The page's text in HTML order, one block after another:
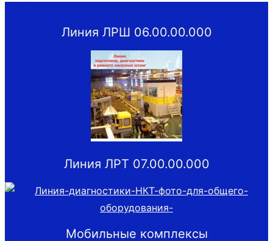
Линия ЛРШ 06.00.00.000
Линия ЛРТ 07.00.00.000
Мобильные комплексы